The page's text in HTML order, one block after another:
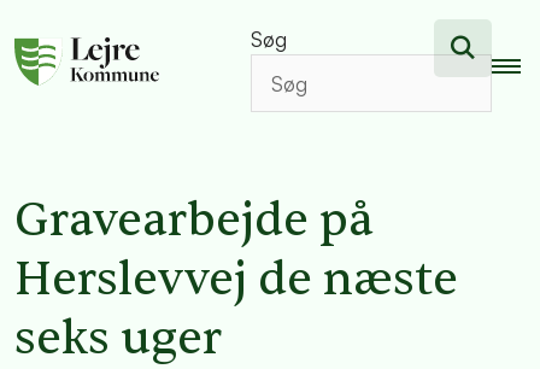
Søg
Gravearbejde på
Herslevvej de næste
seks uger